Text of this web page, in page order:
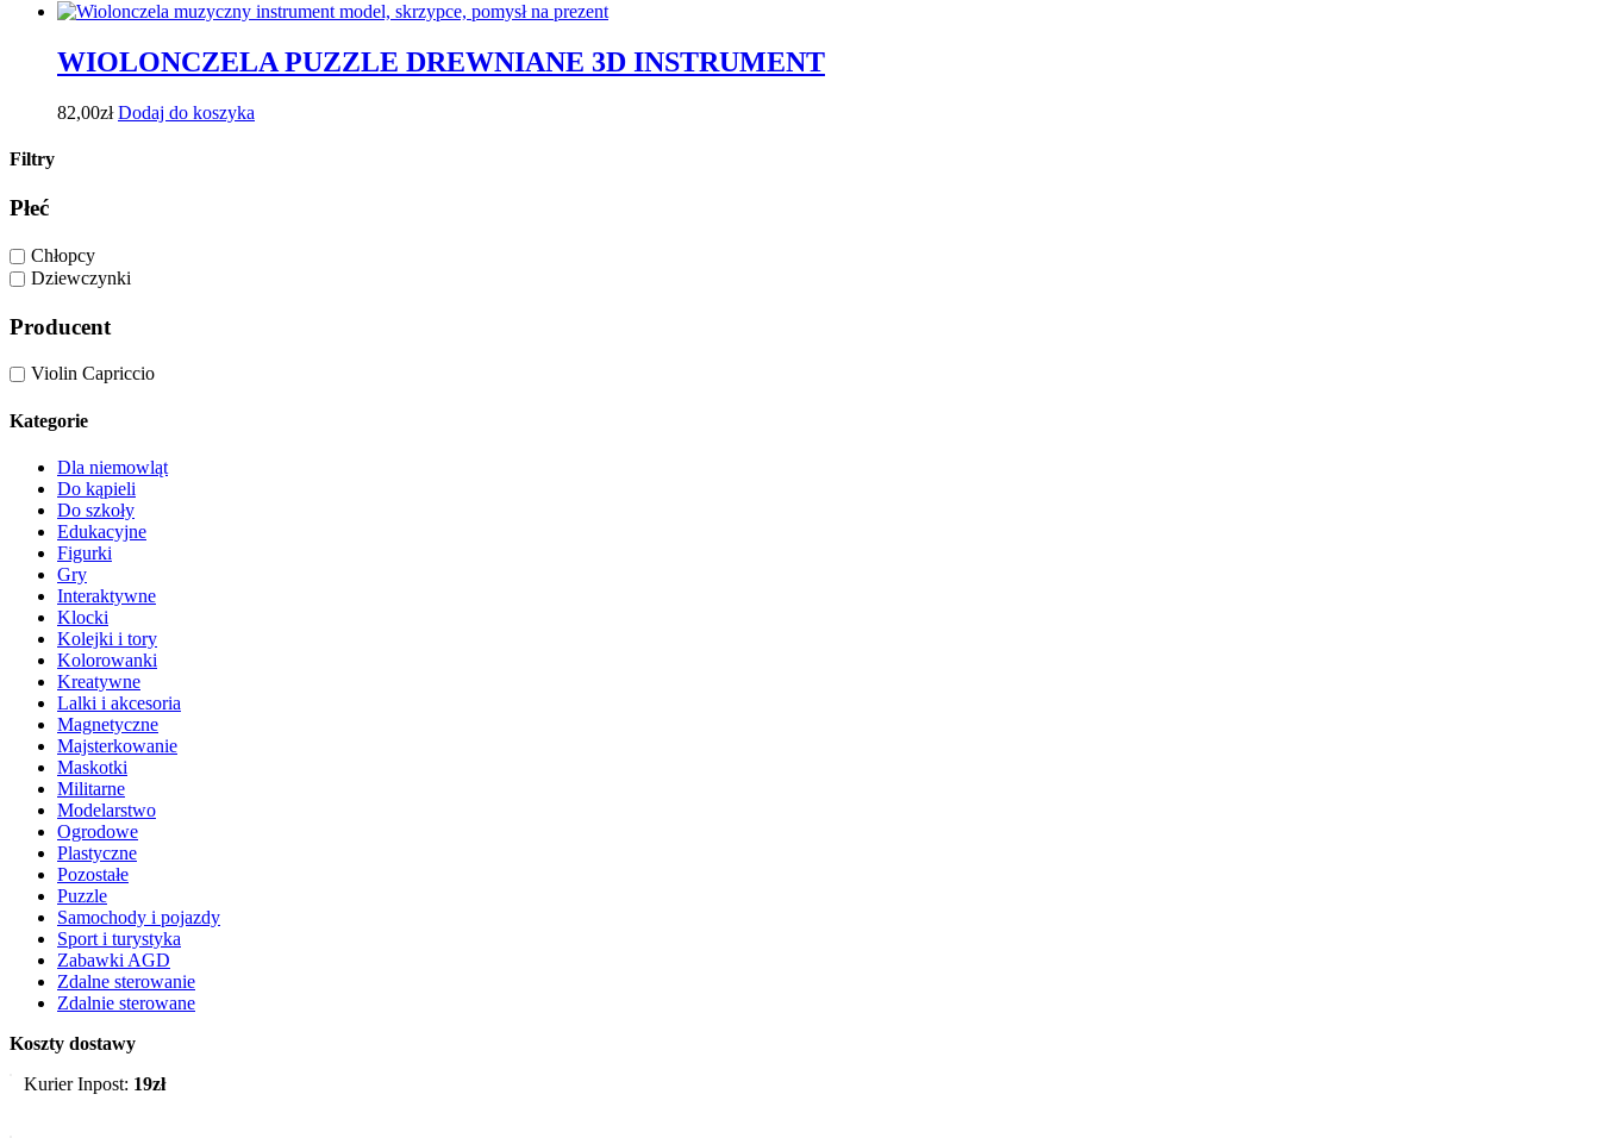
WIOLONCZELA PUZZLE DREWNIANE 3D INSTRUMENT
82,00zł Dodaj do koszyka
Filtry
Płeć
Chłopcy
Dziewczynki
Producent
Violin Capriccio
Kategorie
Dla niemowląt
Do kąpieli
Do szkoły
Edukacyjne
Figurki
Gry
Interaktywne
Klocki
Kolejki i tory
Kolorowanki
Kreatywne
Lalki i akcesoria
Magnetyczne
Majsterkowanie
Maskotki
Militarne
Modelarstwo
Ogrodowe
Plastyczne
Pozostałe
Puzzle
Samochody i pojazdy
Sport i turystyka
Zabawki AGD
Zdalne sterowanie
Zdalnie sterowane
Koszty dostawy
Kurier Inpost: 19zł